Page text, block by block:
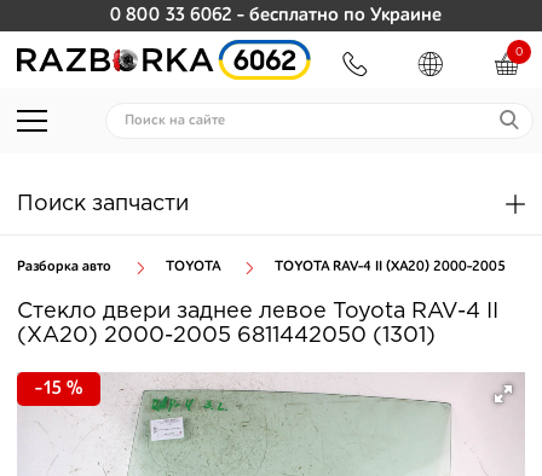
0 800 33 6062 - бесплатно по Украине
0
Поиск запчасти
Разборка авто TOYOTA TOYOTA RAV-4 II (XA20) 2000-2005
Стекло двери заднее левое Toyota RAV-4 II
(XA20) 2000-2005 6811442050 (1301)
-15 %